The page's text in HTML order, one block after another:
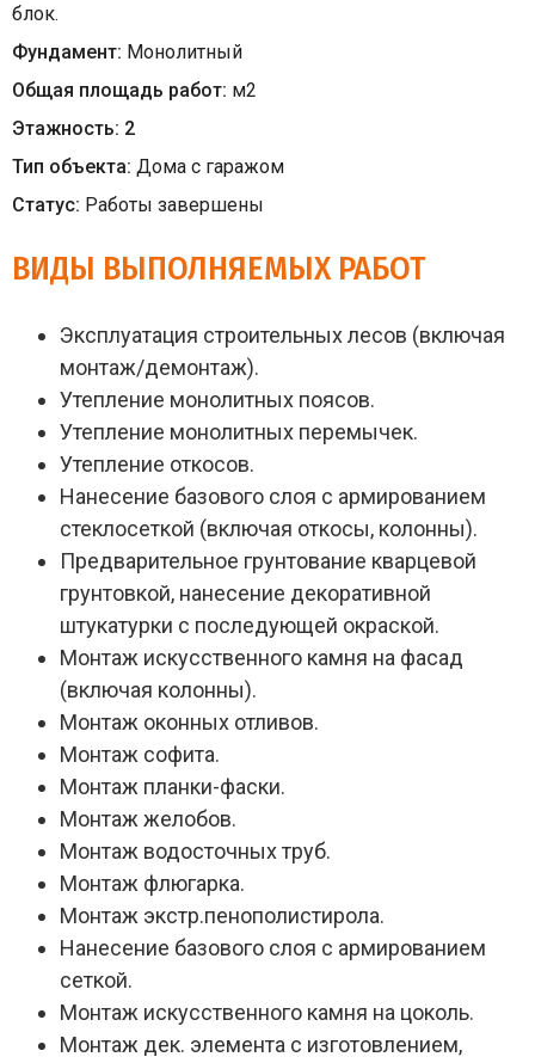
блок.
Фундамент: Монолитный
Общая площадь работ: м2
Этажность: 2
Тип объекта: Дома с гаражом
Статус: Работы завершены
ВИДЫ ВЫПОЛНЯЕМЫХ РАБОТ
Эксплуатация строительных лесов (включая
монтаж/демонтаж).
Утепление монолитных поясов.
Утепление монолитных перемычек.
Утепление откосов.
Нанесение базового слоя с армированием
стеклосеткой (включая откосы, колонны).
Предварительное грунтование кварцевой
грунтовкой, нанесение декоративной
штукатурки с последующей окраской.
Монтаж искусственного камня на фасад
(включая колонны).
Монтаж оконных отливов.
Монтаж софита.
Монтаж планки-фаски.
Монтаж желобов.
Монтаж водосточных труб.
Монтаж флюгарка.
Монтаж экстр.пенополистирола.
Нанесение базового слоя с армированием
сеткой.
Монтаж искусственного камня на цоколь.
Монтаж дек. элемента с изготовлением,